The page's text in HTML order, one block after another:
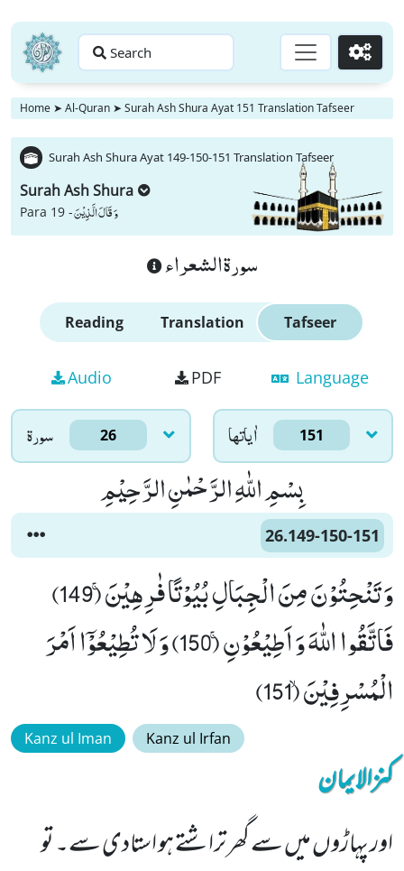
Search Go
Home ➤ Al-Quran ➤ Surah Ash Shura Ayat 151 Translation Tafseer
Surah Ash Shura Ayat 149-150-151 Translation Tafseer
Surah Ash Shura
Para 19 -وَ قَالَ الَّذِیْنَ
سورة الشعراء
Reading Translation Tafseer
Audio PDF Language
سورۃ 26 اٰياتها 151
بِسْمِ اللّٰهِ الرَّحْمٰنِ الرَّحِیْمِ
26.149-150-151
وَ تَنْحِتُوْنَ مِنَ الْجِبَالِ بُیُوْتًا فٰرِهِیْنَۚ (149)
فَاتَّقُوا اللّٰهَ وَ اَطِیْعُوْنِۚ (150) وَ لَا تُطِیْعُوْۤا اَمْرَ
الْمُسْرِفِیْنَۙ (151)
Kanz ul Iman Kanz ul Irfan
کنزالایمان
اور پہاڑوں میں سے گھر تراشتے ہو استادی سے۔ تو